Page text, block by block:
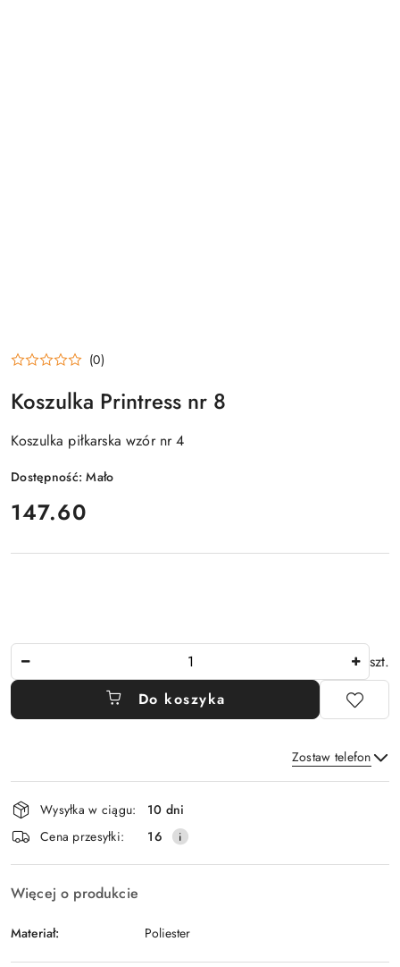
(0)
Koszulka Printress nr 8
Koszulka piłkarska wzór nr 4
Dostępność:Mało
cena:
147.60
szt.
Do koszyka
Zostaw telefon
Wyślij
Dostępność
i
dostawa
Wysyłka w ciągu:
10 dni
Cena przesyłki:
16
Więcej o produkcie
Materiał: Poliester